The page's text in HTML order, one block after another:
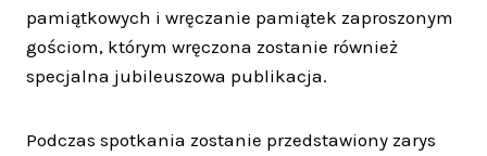
pamiątkowych i wręczanie pamiątek zaproszonym
gościom, którym wręczona zostanie również
specjalna jubileuszowa publikacja.
Podczas spotkania zostanie przedstawiony zarys